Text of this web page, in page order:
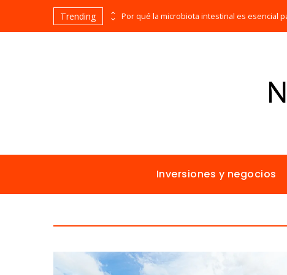
Trending Las 15 misiones espaciales fundamentales en la historia de la humanidad
Inversiones y negocios